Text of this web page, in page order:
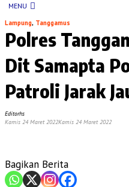
MENU
Lampung, Tanggamus
Polres
Dit Samapta
Patroli Jarak
Editorhs
Kamis 24 Maret 2022Kamis 24 Maret 2022
Bagikan Berita